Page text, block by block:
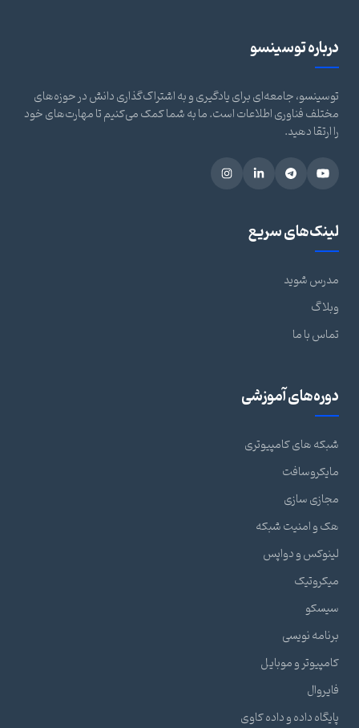
درباره توسینسو
توسینسو، جامعه‌ای برای یادگیری و به اشتراک‌گذاری دانش در حوزه‌های
مختلف فناوری اطلاعات است. ما به شما کمک می‌کنیم تا مهارت‌های خود
را ارتقا دهید.
لینک‌های سریع
مدرس شوید
وبلاگ
تماس با ما
دوره‌های آموزشی
شبکه های کامپیوتری
مایکروسافت
مجازی سازی
هک و امنیت شبکه
لینوکس و دواپس
میکروتیک
سیسکو
برنامه نویسی
کامپیوتر و موبایل
فایروال
پایگاه داده و داده کاوی